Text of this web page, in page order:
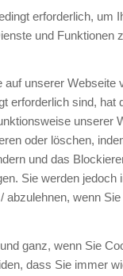
erforderlich, um
und Funktionen
auf unserer Webseite
erforderlich sind, hat
unserer
oder löschen,
und das
Sie werden jedoch
abzulehnen, wenn
ganz, wenn Sie
dass Sie immer